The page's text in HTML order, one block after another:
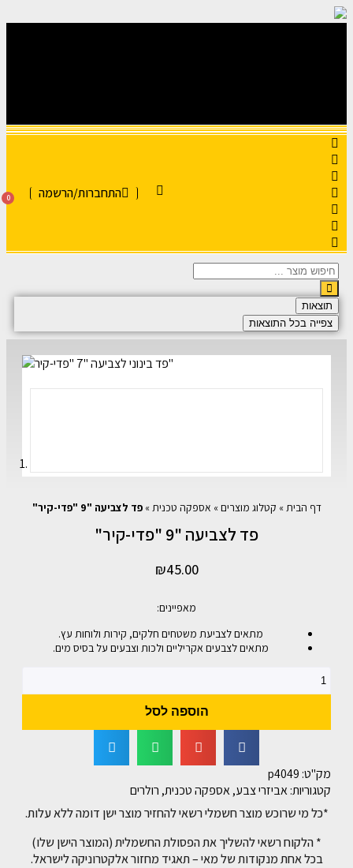
התחברות/הרשמה 0
תוצאות
צפייה בכל התוצאות
דף הבית» קטלוג מוצרים» אספקה טכנית»פד לצביעה "9 "פדי-קיר"
פד לצביעה "9 "פדי-קיר"
₪45.00
מאפיינים:
מתאים לצביעת משטחים חלקים, קירות ולוחות עץ.
מתאים לצבעים אקריליים ולכות וצבעים על בסיס מים.
הוספה לסל
מק"ט: p4049
קטגוריות:אביזרי צבע,אספקה טכנית, רולרים
*כל מי שרוכש מוצר חשמלי רשאי להחזיר מוצר ישן דומה ללא עלות.
* הלקוח רשאי להשליך את הפסולת החשמלית (המוצר הישן שלו)
בכל אחת מנקודות של מאי – תאגיד מחזור אלקטרוניקה לישראל.